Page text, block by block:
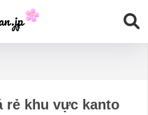
rẻ khu vực kanto